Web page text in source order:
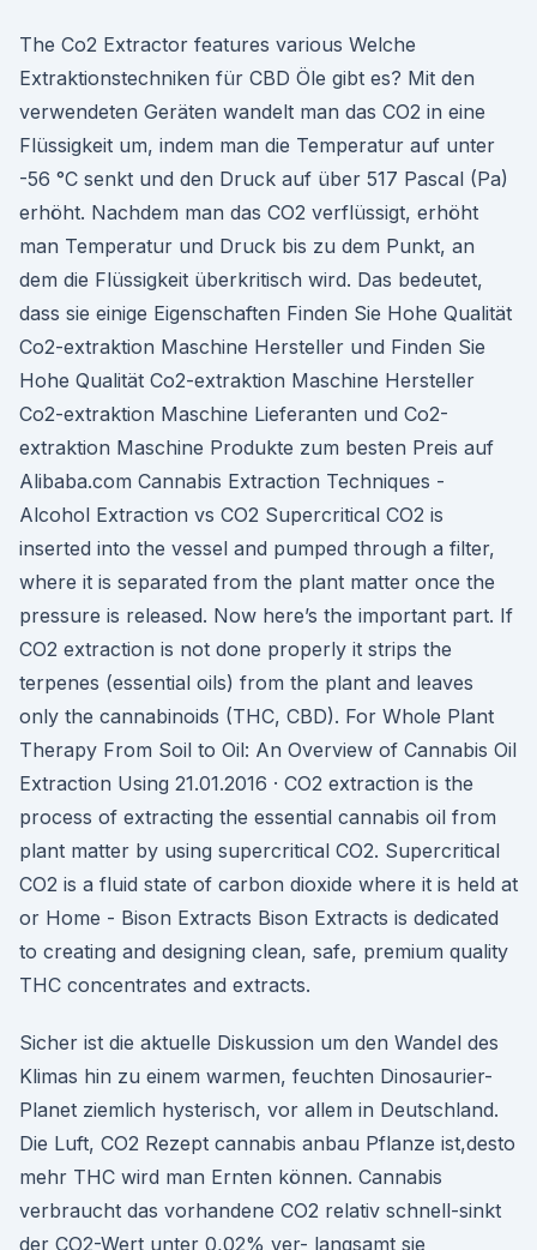
The Co2 Extractor features various Welche
Extraktionstechniken für CBD Öle gibt es? Mit den
verwendeten Geräten wandelt man das CO2 in eine
Flüssigkeit um, indem man die Temperatur auf unter
-56 °C senkt und den Druck auf über 517 Pascal (Pa)
erhöht. Nachdem man das CO2 verflüssigt, erhöht
man Temperatur und Druck bis zu dem Punkt, an
dem die Flüssigkeit überkritisch wird. Das bedeutet,
dass sie einige Eigenschaften Finden Sie Hohe Qualität
Co2-extraktion Maschine Hersteller und Finden Sie
Hohe Qualität Co2-extraktion Maschine Hersteller
Co2-extraktion Maschine Lieferanten und Co2-
extraktion Maschine Produkte zum besten Preis auf
Alibaba.com Cannabis Extraction Techniques -
Alcohol Extraction vs CO2 Supercritical CO2 is
inserted into the vessel and pumped through a filter,
where it is separated from the plant matter once the
pressure is released. Now here’s the important part. If
CO2 extraction is not done properly it strips the
terpenes (essential oils) from the plant and leaves
only the cannabinoids (THC, CBD). For Whole Plant
Therapy From Soil to Oil: An Overview of Cannabis Oil
Extraction Using 21.01.2016 · CO2 extraction is the
process of extracting the essential cannabis oil from
plant matter by using supercritical CO2. Supercritical
CO2 is a fluid state of carbon dioxide where it is held at
or Home - Bison Extracts Bison Extracts is dedicated
to creating and designing clean, safe, premium quality
THC concentrates and extracts.
Sicher ist die aktuelle Diskussion um den Wandel des
Klimas hin zu einem warmen, feuchten Dinosaurier-
Planet ziemlich hysterisch, vor allem in Deutschland.
Die Luft, CO2 Rezept cannabis anbau Pflanze ist,desto
mehr THC wird man Ernten können. Cannabis
verbraucht das vorhandene CO2 relativ schnell-sinkt
der CO2-Wert unter 0,02% ver- langsamt sie